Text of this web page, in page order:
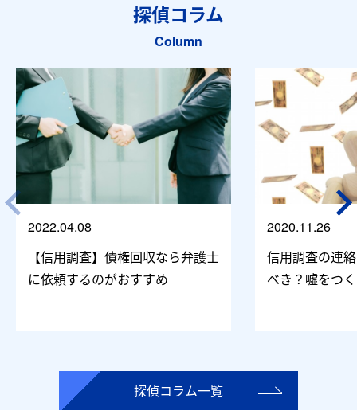
探偵コラム
Column
2022.04.08
【信用調査】債権回収なら弁護士
に依頼するのがおすすめ
2020.11.26
信用調査の連
べき？嘘をつ
探偵コラム一覧